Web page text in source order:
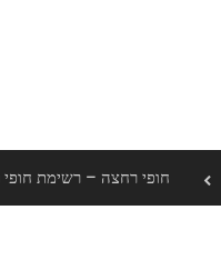
חופי רחצה – רשימת